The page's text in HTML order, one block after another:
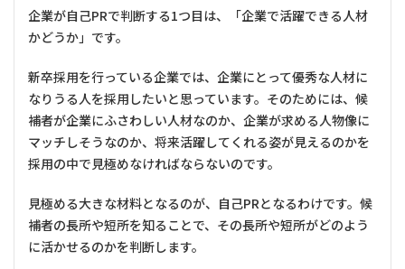
企業が自己PRで判断する1つ目は、「企業で活躍できる人材
かどうか」です。
新卒採用を行っている企業では、企業にとって優秀な人材に
なりうる人を採用したいと思っています。そのためには、候
補者が企業にふさわしい人材なのか、企業が求める人物像に
マッチしそうなのか、将来活躍してくれる姿が見えるのかを
採用の中で見極めなければならないのです。
見極める大きな材料となるのが、自己PRとなるわけです。候
補者の長所や短所を知ることで、その長所や短所がどのよう
に活かせるのかを判断します。